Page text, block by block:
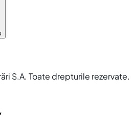
S.A. Toate drepturile rezervate.